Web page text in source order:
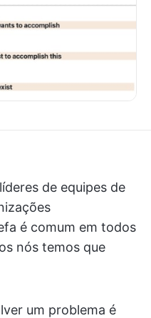
de equipes de
é comum em todos
nós temos que
um problema é